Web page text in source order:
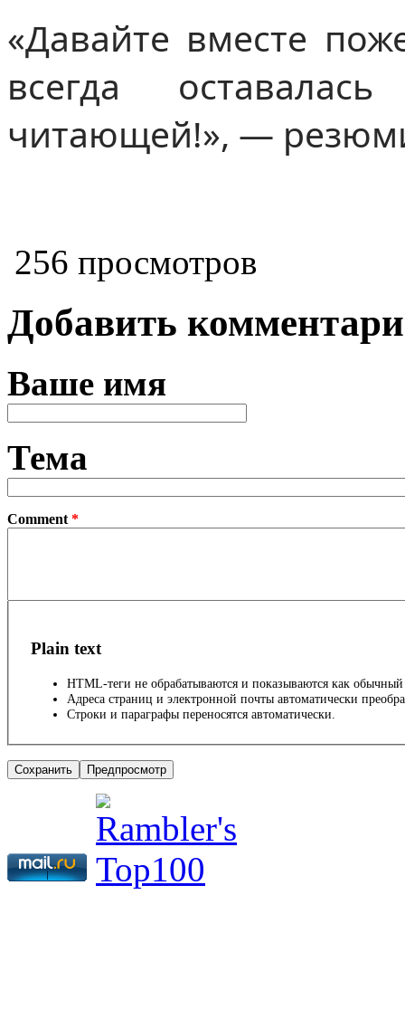
«Давайте вместе
всегда
читающей!», —
256 просмотров
Добавить
Ваше имя
Тема
Comment *
Plain text
HTML-теги не обрабатываются и показываются как обычный
Адреса страниц и электронной почты автоматически
Строки и параграфы переносятся автоматически.